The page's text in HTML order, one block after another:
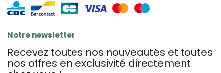
Notre newsletter
Recevez toutes nos nouveautés et toutes
nos offres en exclusivité directement